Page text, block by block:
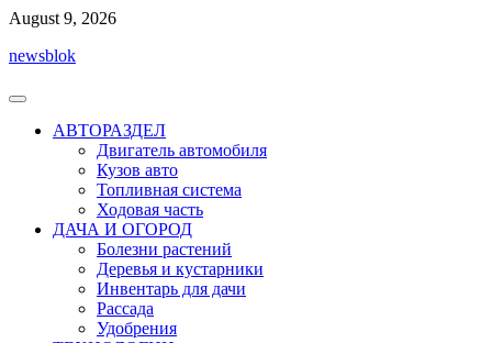
Перейти
содержимому
August 9, 2026
newsblok
АВТОРАЗДЕЛ
Двигатель автомобиля
Кузов авто
Топливная система
Ходовая часть
ДАЧА И ОГОРОД
Болезни растений
Деревья и кустарники
Инвентарь для дачи
Рассада
Удобрения